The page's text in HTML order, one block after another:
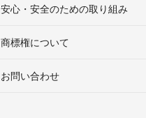
安心・安全のための取り組み
商標権について
お問い合わせ